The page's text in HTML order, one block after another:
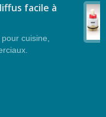
facile à
cuisine,